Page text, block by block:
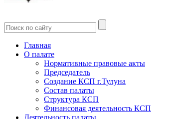
Главная
О палате
Нормативные правовые акты
Председатель
Создание КСП г.Тулуна
Состав палаты
Структура КСП
Финансовая деятельность КСП
Деятельность палаты